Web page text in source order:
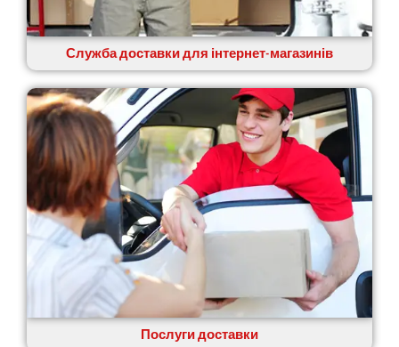
Служба доставки для інтернет-магазинів
Послуги доставки